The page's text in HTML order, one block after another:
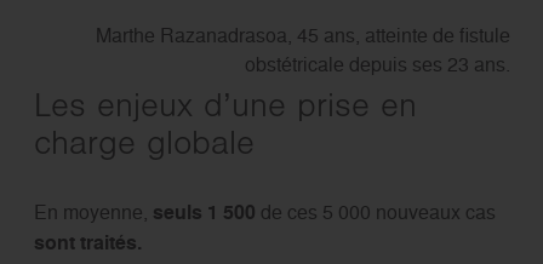
Marthe Razanadrasoa, 45 ans, atteinte de fistule
obstétricale depuis ses 23 ans.
Les enjeux d’une prise en
charge globale
En moyenne, seuls 1 500 de ces 5 000 nouveaux cas
sont traités.